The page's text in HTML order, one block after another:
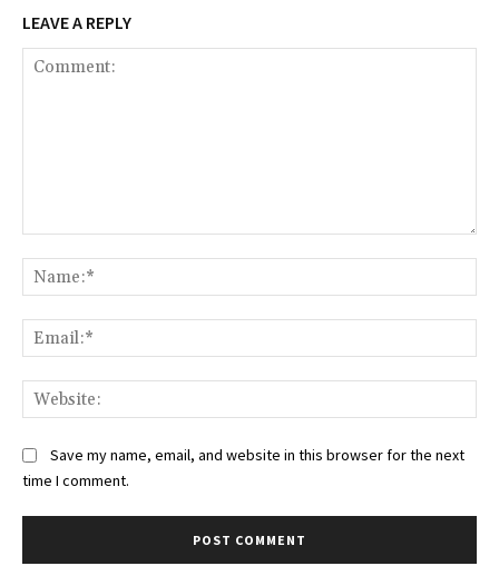
LEAVE A REPLY
Save my name, email, and website in this browser for the next
time I comment.